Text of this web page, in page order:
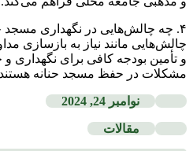
۴. چه چالش‌هایی در نگهداری مسجد
چالش‌هایی مانند نیاز به بازسازی
و تأمین بودجه کافی برای نگهداری و
مشکلات در حفظ مسجد حنانه
نوامبر 24, 2024
مقالات